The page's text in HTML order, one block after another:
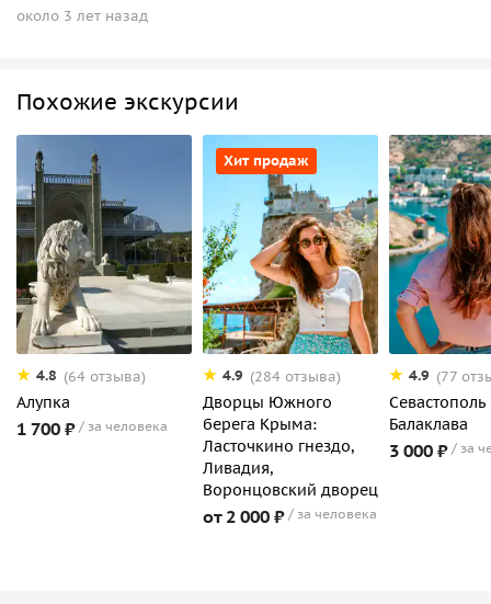
около 3 лет назад
Похожие экскурсии
4.8 (64 отзыва)
Алупка
1 700 ₽ за человека
Хит продаж
4.9 (284 отзыва)
Дворцы Южного
берега Крыма:
Ласточкино гнездо,
Ливадия,
Воронцовский дворец
от 2 000 ₽ за человека
4.9 (77
Севастополь
Балаклава
3 000 ₽ за